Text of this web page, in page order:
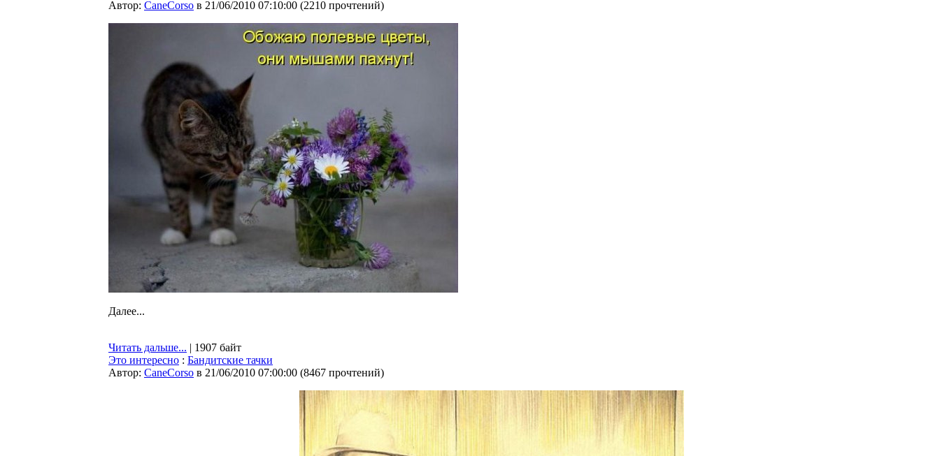
Автор: CaneCorso в 21/06/2010 07:10:00 (2210 прочтений)
Далее...
Читать дальше... | 1907 байт
Это интересно : Бандитские тачки
Автор: CaneCorso в 21/06/2010 07:00:00 (8467 прочтений)